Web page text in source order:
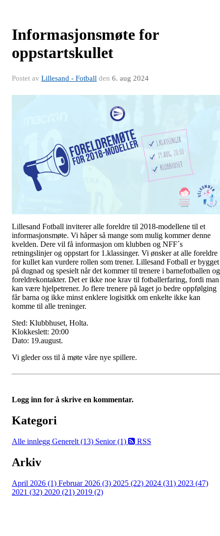
Informasjonsmøte for
oppstartskullet
Postet av Lillesand - Fotball den 6. aug 2024
Lillesand Fotball inviterer alle foreldre til 2018-modellene til et
informasjonsmøte. Vi håper så mange som mulig kommer denne
kvelden. Dere vil få informasjon om klubben og NFF´s
retningslinjer og oppstart for 1.klassinger. Vi ønsker at alle foreldre
for kullet kan vurdere rollen som trener. Lillesand Fotball er bygget
på dugnad og spesielt når det kommer til trenere i barnefotballen og
foreldrekontakter. Det er ikke noe krav til fotballerfaring, fordi man
kan være hjelpetrener. Jo flere trenere på laget jo bedre oppfølging
får barna og ikke minst enklere logisitkk om enkelte ikke kan
komme til alle treninger.
Sted: Klubbhuset, Holta.
Klokkeslett: 20:00
Dato: 19.august.
Vi gleder oss til å møte våre nye spillere.
Logg inn for å skrive en kommentar.
Kategori
Alle innlegg Generelt (13) Senior (1) RSS
Arkiv
April 2026 (1) Februar 2026 (3) 2025 (22) 2024 (31) 2023 (47)
2021 (32) 2020 (21) 2019 (2)